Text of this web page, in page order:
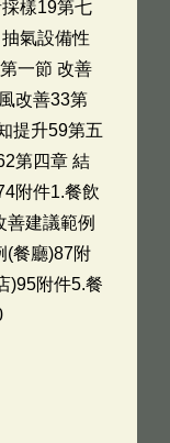
樣19第七
氣設備性
一節 改善
改善33第
提升59第五
第四章 結
附件1.餐飲
善建議範例
(餐廳)87附
)95附件5.餐